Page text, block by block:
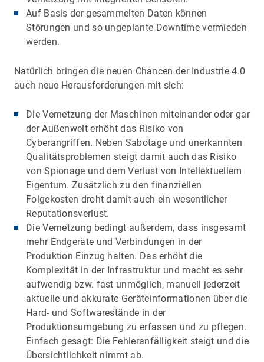
Auf Basis der gesammelten Daten können
Störungen und so ungeplante Downtime vermieden
werden.
Natürlich bringen die neuen Chancen der Industrie 4.0
auch neue Herausforderungen mit sich:
Die Vernetzung der Maschinen miteinander oder gar
der Außenwelt erhöht das Risiko von
Cyberangriffen. Neben Sabotage und unerkannten
Qualitätsproblemen steigt damit auch das Risiko
von Spionage und dem Verlust von Intellektuellem
Eigentum. Zusätzlich zu den finanziellen
Folgekosten droht damit auch ein wesentlicher
Reputationsverlust.
Die Vernetzung bedingt außerdem, dass insgesamt
mehr Endgeräte und Verbindungen in der
Produktion Einzug halten. Das erhöht die
Komplexität in der Infrastruktur und macht es sehr
aufwendig bzw. fast unmöglich, manuell jederzeit
aktuelle und akkurate Geräteinformationen über die
Hard- und Softwarestände in der
Produktionsumgebung zu erfassen und zu pflegen.
Einfach gesagt: Die Fehleranfälligkeit steigt und die
Übersichtlichkeit nimmt ab.